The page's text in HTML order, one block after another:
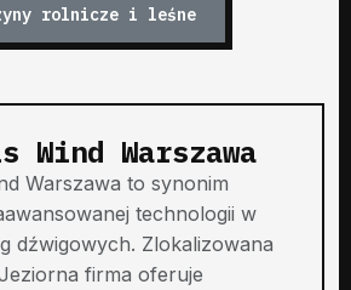
rolnicze i leśne
Wind Warszawa
Warszawa to synonim
technologii w
dźwigowych. Zlokalizowana
firma oferuje